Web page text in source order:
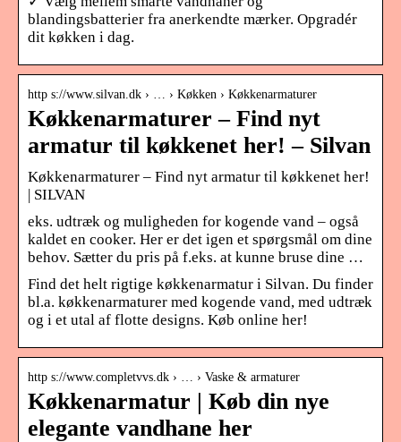
blandingsbatterier fra anerkendte mærker. Opgradér
dit køkken i dag.
http s://www.silvan.dk › … › Køkken › Køkkenarmaturer
Køkkenarmaturer – Find nyt
armatur til køkkenet her! – Silvan
Køkkenarmaturer – Find nyt armatur til køkkenet her!
| SILVAN
eks. udtræk og muligheden for kogende vand – også
kaldet en cooker. Her er det igen et spørgsmål om dine
behov. Sætter du pris på f.eks. at kunne bruse dine …
Find det helt rigtige køkkenarmatur i Silvan. Du finder
bl.a. køkkenarmaturer med kogende vand, med udtræk
og i et utal af flotte designs. Køb online her!
http s://www.completvvs.dk › … › Vaske & armaturer
Køkkenarmatur | Køb din nye
elegante vandhane her